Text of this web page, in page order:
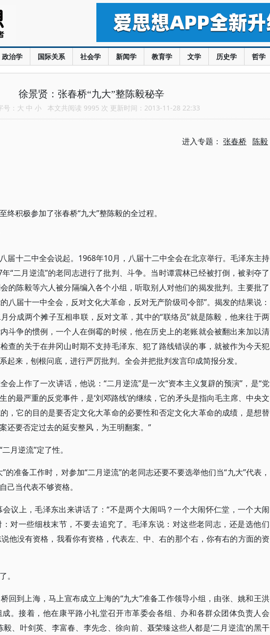
政治学 国际关系 社会学 新闻学 教育学 文学 历史学 哲学
徐景贤：张春桥“九大”整陈毅秘辛
： 大 中 小 本文共阅读 9995 次 更新时间：2013-11-28 22:33
进入专题： 张春桥 陈毅
终积极参加了张春桥“九大”整陈毅的全过程。
届十二中全会说起。1968年10月，八届十二中全会在北京举行。毛泽东主持
“二月逆流”的老同志进行了批判、斗争。当时谭震林已经被打倒，被剥夺了
的陈毅等六人被分隔编入各个小组，听取别人对他们的揭发批判。主要批了
八届十一中全会，反对文化大革命，反对无产阶级司令部”。揭发的结果说：
分成两个摊子互相串联，反对文革，其中的“联络员”就是陈毅，他来往于两
斗争的惯例，一个人在倒霉的时候，他在历史上的老账就会被翻出来加以清
查的关于在井冈山时期不支持毛泽东、犯了路线错误的事，就被作为今天犯
起来，刨根问底，进行严厉批判。全会并把批判发言印成简报分发。
会上作了一次讲话，他说：“二月逆流”是一次“资本主义复辟的预演”，是“党
的最严重的反党事件，是‘刘邓路线’的继续，它的矛头是指向毛主席、中央文
，它的目的是要否定文化大革命的必要性和否定文化大革命的成绩，是想替
还要否定过去的延安整风，为王明翻案。”
月逆流”定了性。
的准备工作时，对参加“二月逆流”的老同志还要不要选举他们当“九大”代表，
己当代表不够资格。
议上，毛泽东出来讲话了：“不是两个大闹吗？一个大闹怀仁堂，一个大闹
对一些细枝末节，不要去追究了。毛泽东说：对这些老同志，还是选他们
说他没有资格，我看你有资格，代表左、中、右的那个右，你有右的方面的资
。
回到上海，马上宣布成立上海的“九大”准备工作领导小组，由张、姚和王洪
。接着，他在康平路小礼堂召开市革委会各组、办和各群众团体负责人会
、叶剑英、李富春、李先念、徐向前、聂荣臻这些人都是‘二月逆流’的黑干